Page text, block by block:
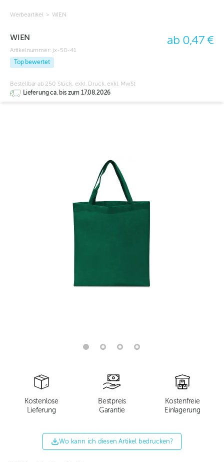
Werbeartikel > WIEN
WIEN
Artikelnummer: jx-50-41
Top bewertet
ab 0,47 €
Bestellbar ab 250 Stück, exkl. Druck, exkl. MwSt
Lieferung ca. bis zum 17.08.2026
Kostenlose
Lieferung
Bestpreis
Garantie
Kostenfreie
Einlagerung
Wo kann ich diesen Artikel bedrucken?